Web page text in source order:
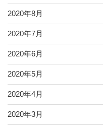
2020年8月
2020年7月
2020年6月
2020年5月
2020年4月
2020年3月